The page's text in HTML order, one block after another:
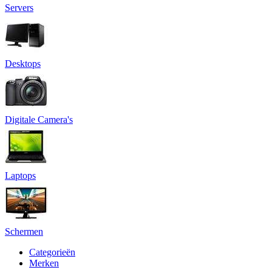
Servers
Desktops
Digitale Camera's
Laptops
Schermen
Categorieën
Merken